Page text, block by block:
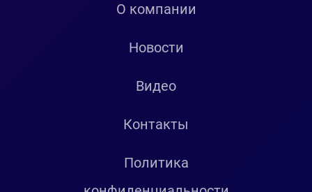
О компании
Новости
Видео
Контакты
Политика